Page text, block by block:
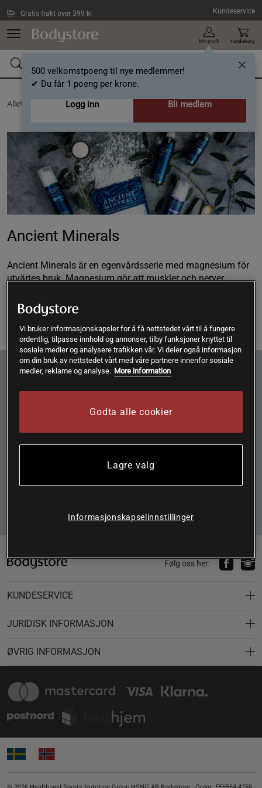
Gratis frakt over 399 kr Kundeservice
Min profil
500 velkomstpoeng til nye medlemmer!
✔ Du får 1 poeng per krone.
Logg inn
Bli medlem
Handlekorg
AlleVaremerker / Ancient Minerals
Ancient Minerals
Ancient Minerals är en egenvårdsserie med magnesium för
utvärtes bruk. Magnesium gör att muskler och nerver
träning...
Les mer
Nyhetsbrev! Registrer deg her!
postadressen min i samsvar med Bodystore sin
Følg oss her:
KUNDESERVICE
JURIDISK INFORMASJON
ØVRIG INFORMASJON
Vi bruker informasjonskapsler for å få nettstedet vårt til å fungere
ordentlig, tilpasse innhold og annonser, tilby funksjoner knyttet til
sosiale medier og analysere trafikken vår. Vi deler også informasjon
om din bruk av nettstedet vårt med våre partnere innenfor sosiale
medier, reklame og analyse. More information
Godta alle cookier
Lagre valg
Informasjonskapselinnstillinger